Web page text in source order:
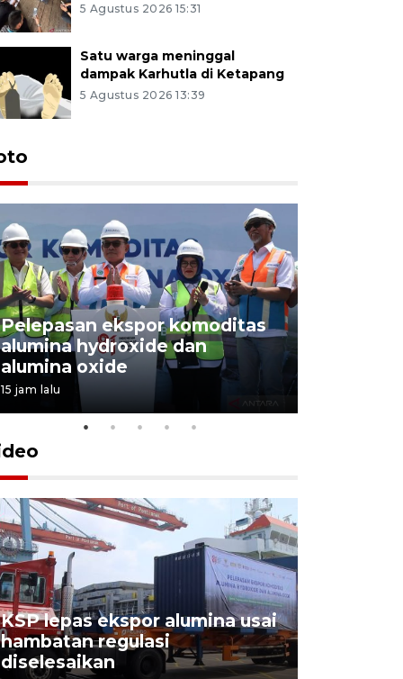
5 Agustus 2026 15:31
Satu warga meninggal
dampak Karhutla di Ketapang
5 Agustus 2026 13:39
Pelepasan ekspor komoditas
alumina hydroxide dan
alumina oxide
15 jam lalu
KSP lepas ekspor alumina usai
hambatan regulasi
diselesaikan